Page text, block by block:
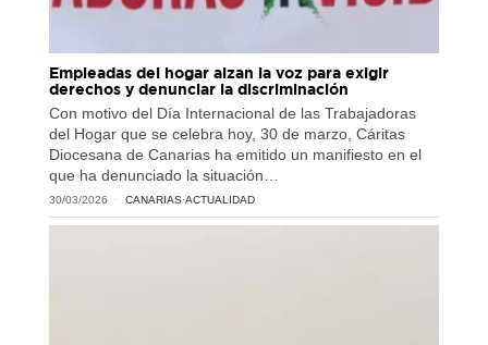
Empleadas del hogar alzan la voz para exigir
derechos y denunciar la discriminación
Con motivo del Día Internacional de las Trabajadoras
del Hogar que se celebra hoy, 30 de marzo, Cáritas
Diocesana de Canarias ha emitido un manifiesto en el
que ha denunciado la situación…
30/03/2026 CANARIAS·ACTUALIDAD